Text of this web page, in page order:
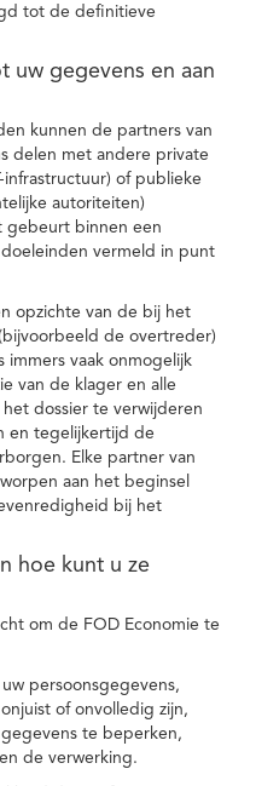
tot de definitieve
uw gegevens en aan
kunnen de partners van
delen met andere private
of publieke
autoriteiten)
gebeurt binnen een
vermeld in punt
opzichte van de bij het
de overtreder)
vaak onmogelijk
van de klager en alle
dossier te verwijderen
en tegelijkertijd de
Elke partner van
aan het beginsel
bij het
hoe kunt u ze
om de FOD Economie te
persoonsgegevens,
of onvolledig zijn,
te beperken,
de verwerking.